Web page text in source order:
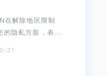
在解除地区限制
的隐私方面，表...
31